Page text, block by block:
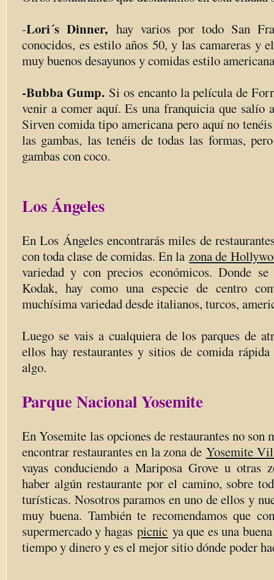
-Lori´s Dinner, hay varios por todo San
conocidos, es estilo años 50, y las camareras y
muy buenos desayunos y comidas estilo
-Bubba Gump. Si os encanto la película de
venir a comer aquí. Es una franquicia que salío
Sirven comida tipo americana pero aquí no
las gambas, las tenéis de todas las formas,
gambas con coco.
Los Ángeles
En Los Ángeles encontrarás miles de
con toda clase de comidas. En la zona de
variedad y con precios económicos. Donde
Kodak, hay como una especie de centro
muchísima variedad desde italianos, turcos,
Luego se vais a cualquiera de los parques de
ellos hay restaurantes y sitios de comida
algo.
Parque Nacional Yosemite
En Yosemite las opciones de restaurantes no son
encontrar restaurantes en la zona de Yosemite
vayas conduciendo a Mariposa Grove u otras
haber algún restaurante por el camino, sobre
turísticas. Nosotros paramos en uno de ellos y
muy buena. También te recomendamos que
supermercado y hagas picnic ya que es una
tiempo y dinero y es el mejor sitio dónde poder